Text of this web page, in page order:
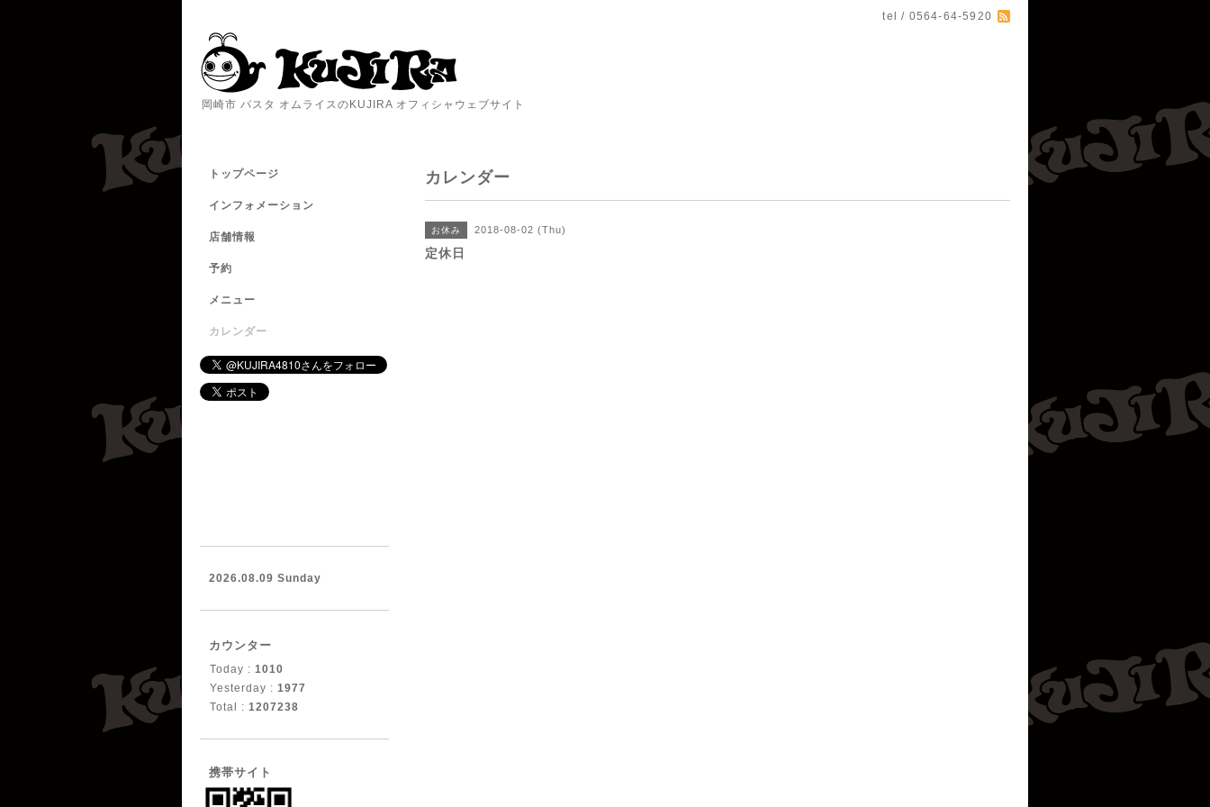
tel / 0564-64-5920
岡崎市 パスタ オムライスのKUJIRA オフィシャウェブサイト
カレンダー
お休み 2018-08-02 (Thu)
定休日
トップページ
インフォメーション
店舗情報
予約
メニュー
カレンダー
2026.08.09 Sunday
カウンター
Today : 1010
Yesterday : 1977
Total : 1207238
携帯サイト